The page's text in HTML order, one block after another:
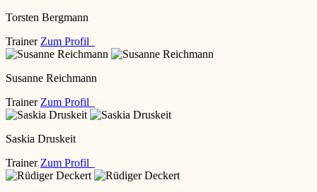
Torsten Bergmann
Trainer Zum Profil
Susanne Reichmann
Trainer Zum Profil
Saskia Druskeit
Trainer Zum Profil